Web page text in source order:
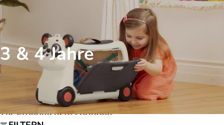
3 & 4 Jahre
Zur Ergebnisliste springen